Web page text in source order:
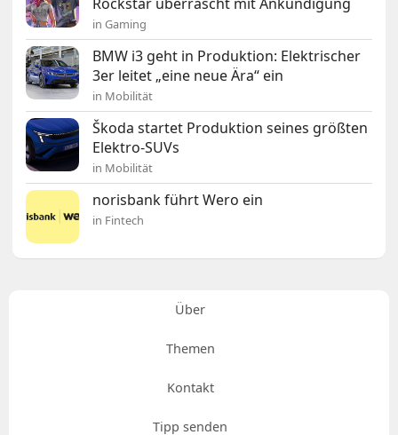
in Gaming
BMW i3 geht in Produktion: Elektrischer
3er leitet „eine neue Ära“ ein
in Mobilität
Škoda startet Produktion seines größten
Elektro-SUVs
in Mobilität
norisbank führt Wero ein
in Fintech
Über
Themen
Kontakt
Tipp senden